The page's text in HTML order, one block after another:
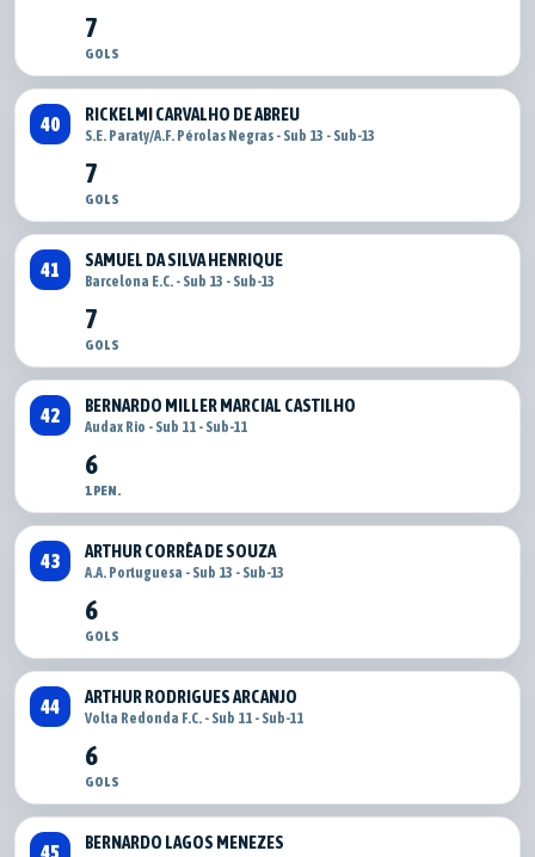
7
GOLS
40 RICKELMI CARVALHO DE ABREU
S.E. Paraty/A.F. Pérolas Negras - Sub 13 - Sub-13
7
GOLS
41 SAMUEL DA SILVA HENRIQUE
Barcelona E.C. - Sub 13 - Sub-13
7
GOLS
42 BERNARDO MILLER MARCIAL CASTILHO
Audax Rio - Sub 11 - Sub-11
6
1 PEN.
43 ARTHUR CORRÊA DE SOUZA
A.A. Portuguesa - Sub 13 - Sub-13
6
GOLS
44 ARTHUR RODRIGUES ARCANJO
Volta Redonda F.C. - Sub 11 - Sub-11
6
GOLS
45 BERNARDO LAGOS MENEZES